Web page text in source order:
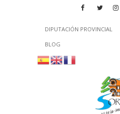
DIPUTACIÓN PROVINCIAL
BLOG